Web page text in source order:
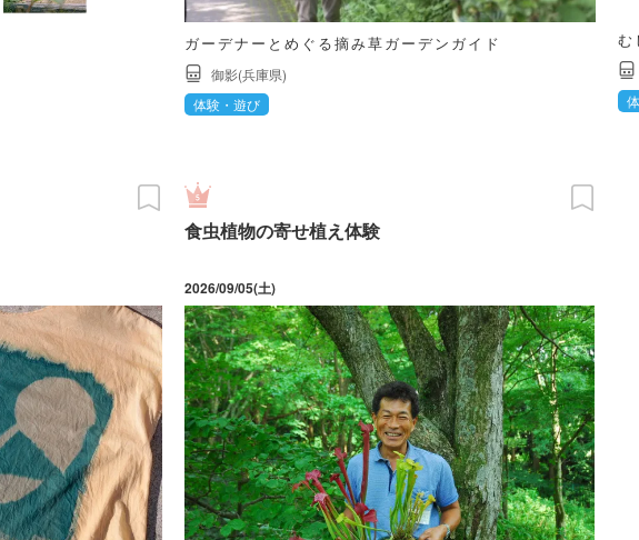
ガーデナーとめぐる摘み草ガーデンガイド
御影(兵庫県)
体験・遊び
む
食虫植物の寄せ植え体験
2026/09/05(土)